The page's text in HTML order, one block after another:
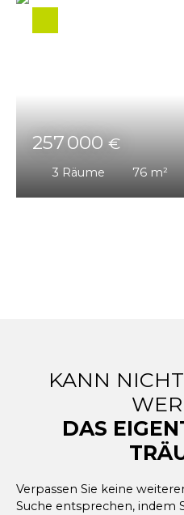
257 000€
3 Räume 76 m²
KANN
DAS
Verpassen Sie keine
Suche entsprechen, indem